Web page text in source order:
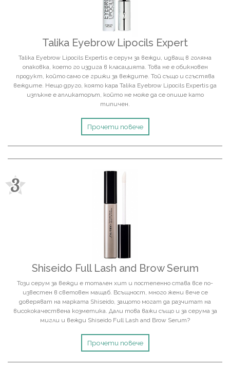
Talika Eyebrow Lipocils Expert
Talika Eyebrow Lipocils Expertis е серум за вежди, идващ в голяма
опаковка, което го издига в класацията. Това не е обикновен
продукт, който само се грижи за веждите. Той също и сгъстява
веждите. Нещо друго, която кара Talika Eyebrow Lipocils Expertis да
изпъкне е апликаторът, който не може да се опише като
типичен.
Прочети повече
3
Shiseido Full Lash and Brow Serum
Този серум за вежди e тотален хит и постeпенно става все по-
известен в световен мащаб. Всъщност, много жени вече се
доверяват на марката Shiseido, защото могат да разчитат на
висококачествена козметика. Дали това важи също и за серума за
мигли и вежди Shiseido Full Lash and Brow Serum?
Прочети повече